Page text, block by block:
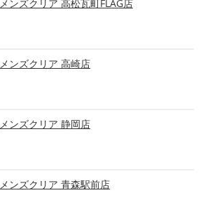
メンズクリア 高松瓦町FLAG店
メンズクリア 高崎店
メンズクリア 静岡店
メンズクリア 青森駅前店